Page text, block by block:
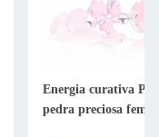
Energia curativa
pedra preciosa